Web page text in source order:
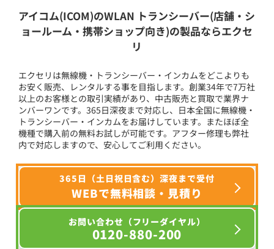
アイコム(ICOM)のWLAN トランシーバー(店舗・シ
ョールーム・携帯ショップ向き)の製品ならエクセ
リ
エクセリは無線機・トランシーバー・インカムをどこよりも
お安く販売、レンタルする事を目指します。創業34年で7万社
以上のお客様との取引実績があり、中古販売と買取で業界ナ
ンバーワンです。365日深夜まで対応し、日本全国に無線機・
トランシーバー・インカムをお届けしています。またほぼ全
機種で購入前の無料お試しが可能です。アフター修理も弊社
内で対応しますので、安心してご利用ください。
365日（土日祝日含む）深夜まで受付
WEBで無料相談・見積り
お問い合わせ（フリーダイヤル）
0120-880-200